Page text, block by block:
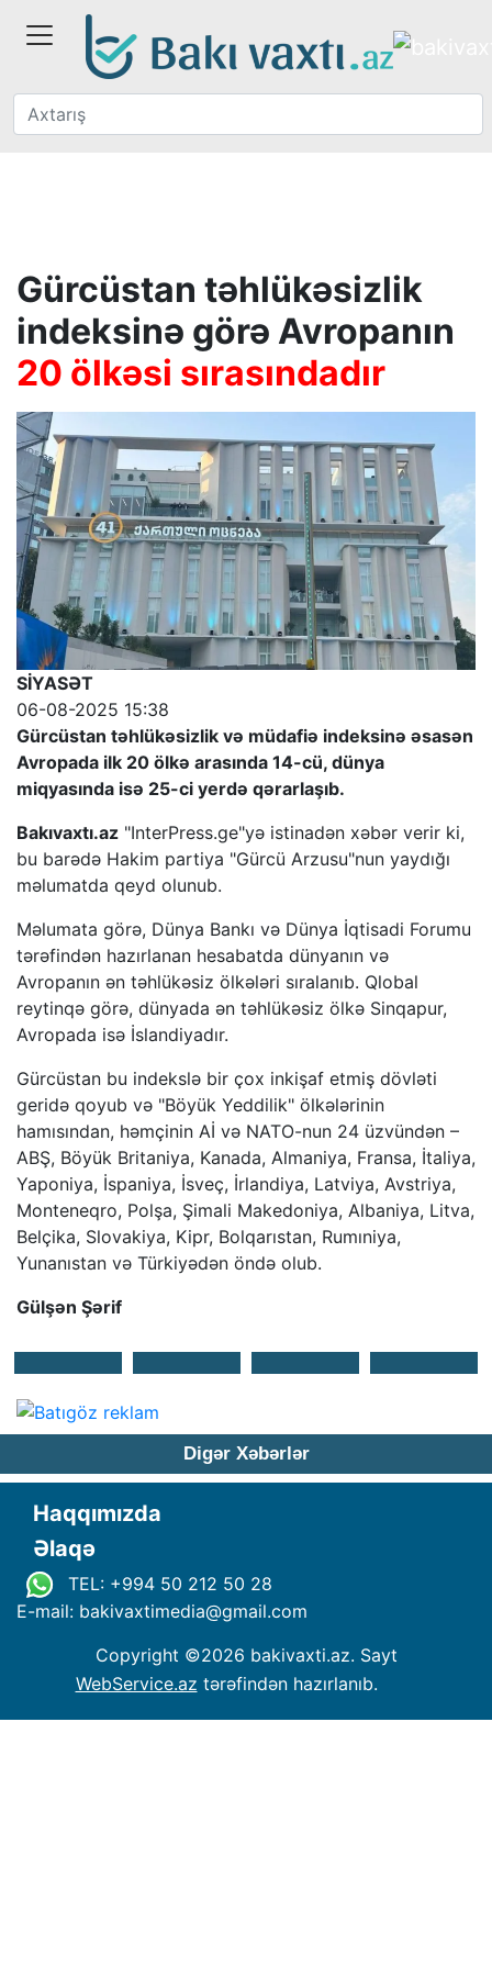
Gürcüstan təhlükəsizlik
indeksinə görə Avropanın
20 ölkəsi sırasındadır
SİYASƏT
06-08-2025 15:38
Gürcüstan təhlükəsizlik və müdafiə indeksinə əsasən
Avropada ilk 20 ölkə arasında 14-cü, dünya
miqyasında isə 25-ci yerdə qərarlaşıb.
Bakıvaxtı.az "InterPress.ge"yə istinadən xəbər verir ki,
bu barədə Hakim partiya "Gürcü Arzusu"nun yaydığı
məlumatda qeyd olunub.
Məlumata görə, Dünya Bankı və Dünya İqtisadi Forumu
tərəfindən hazırlanan hesabatda dünyanın və
Avropanın ən təhlükəsiz ölkələri sıralanıb. Qlobal
reytinqə görə, dünyada ən təhlükəsiz ölkə Sinqapur,
Avropada isə İslandiyadır.
Gürcüstan bu indekslə bir çox inkişaf etmiş dövləti
geridə qoyub və "Böyük Yeddilik" ölkələrinin
hamısından, həmçinin Aİ və NATO-nun 24 üzvündən –
ABŞ, Böyük Britaniya, Kanada, Almaniya, Fransa, İtaliya,
Yaponiya, İspaniya, İsveç, İrlandiya, Latviya, Avstriya,
Monteneqro, Polşa, Şimali Makedoniya, Albaniya, Litva,
Belçika, Slovakiya, Kipr, Bolqarıstan, Rumıniya,
Yunanıstan və Türkiyədən öndə olub.
Gülşən Şərif
Digər Xəbərlər
Haqqımızda
Əlaqə
TEL: +994 50 212 50 28
E-mail: bakivaxtimedia@gmail.com
Copyright ©2026 bakivaxti.az. Sayt
WebService.az tərəfindən hazırlanıb.